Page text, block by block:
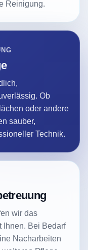
Reinigung.
Ob
oder andere
sauber,
Technik.
wir das
Ihnen. Bei Bedarf
Nacharbeiten